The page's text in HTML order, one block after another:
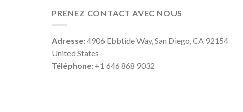
PRENEZ CONTACT AVEC NOUS
Adresse:4906 Ebbtide Way, San Diego, CA 92154
United States
Téléphone: +1 646 868 9032